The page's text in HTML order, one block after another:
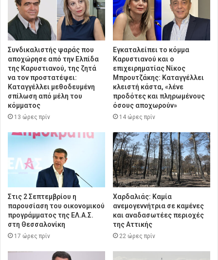
Συνδικαλιστής ψαράς που
αποχώρησε από την Ελπίδα
της Καρυστιανού, της ζητά
να τον προστατέψει:
Καταγγέλλει μεθοδευμένη
σπίλωση από μέλη του
κόμματος
13 ώρες πρίν
Εγκαταλείπει το κόμμα
Καρυστιανού και ο
επιχειρηματίας Νίκος
Μπρουτζάκης: Καταγγέλλει
κλειστή κάστα, «λένε
προδότες και πληρωμένους
όσους αποχωρούν»
14 ώρες πρίν
Στις 2 Σεπτεμβρίου η
παρουσίαση του οικονομικού
προγράμματος της ΕΛ.Α.Σ.
στη Θεσσαλονίκη
17 ώρες πρίν
Χαρδαλιάς: Καμία
ανεμογεννήτρια σε καμένες
και αναδασωτέες περιοχές
της Αττικής
22 ώρες πρίν